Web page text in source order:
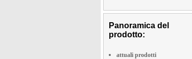
Panoramica del
prodotto:
attuali prodotti